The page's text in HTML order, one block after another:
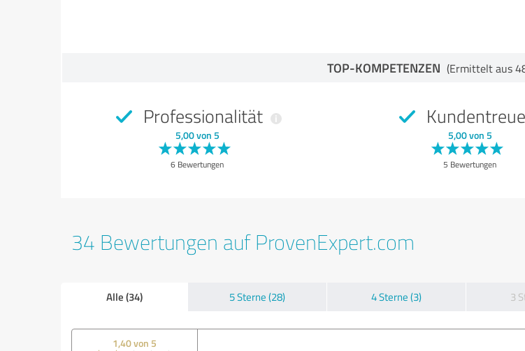
TOP-KOMPETENZEN (Ermittelt aus
Professionalität
5,00 von 5
6 Bewertungen
Kundentreue
5,00 von 5
5 Bewertungen
34 Bewertungen auf ProvenExpert.com
Alle (34) 5 Sterne (28) 4 Sterne (3) 3
1,40 von 5